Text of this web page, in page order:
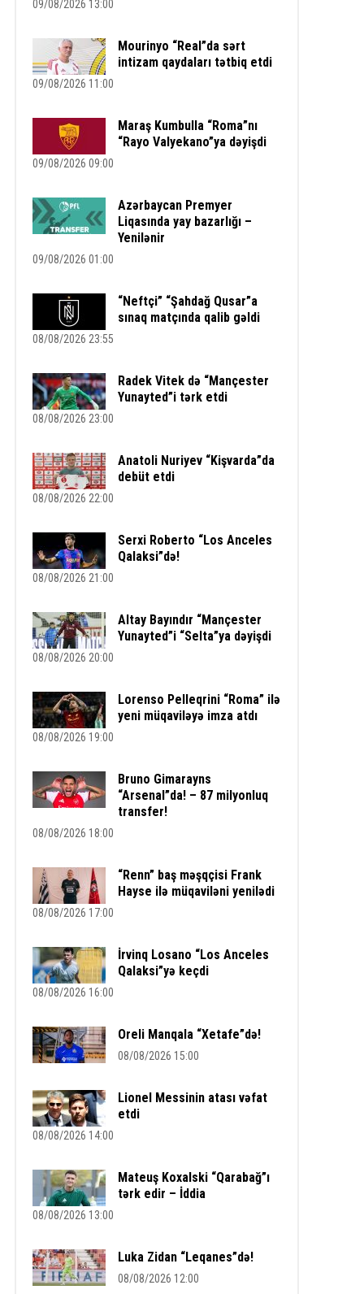
09/08/2026 13:00
Mourinyo “Real”da sərt
intizam qaydaları tətbiq etdi
09/08/2026 11:00
Maraş Kumbulla “Roma”nı
“Rayo Valyekano”ya dəyişdi
09/08/2026 09:00
Azərbaycan Premyer
Liqasında yay bazarlığı –
Yenilənir
09/08/2026 01:00
“Neftçi” “Şahdağ Qusar”a
sınaq matçında qalib gəldi
08/08/2026 23:55
Radek Vitek də “Mançester
Yunayted”i tərk etdi
08/08/2026 23:00
Anatoli Nuriyev “Kişvarda”da
debüt etdi
08/08/2026 22:00
Serxi Roberto “Los Anceles
Qalaksi”də!
08/08/2026 21:00
Altay Bayındır “Mançester
Yunayted”i “Selta”ya dəyişdi
08/08/2026 20:00
Lorenso Pelleqrini “Roma” ilə
yeni müqaviləyə imza atdı
08/08/2026 19:00
Bruno Gimarayns
“Arsenal”da! – 87 milyonluq
transfer!
08/08/2026 18:00
“Renn” baş məşqçisi Frank
Hayse ilə müqaviləni yenilədi
08/08/2026 17:00
İrvinq Losano “Los Anceles
Qalaksi”yə keçdi
08/08/2026 16:00
Oreli Manqala “Xetafe”də!
08/08/2026 15:00
Lionel Messinin atası vəfat
etdi
08/08/2026 14:00
Mateuş Koxalski “Qarabağ”ı
tərk edir – İddia
08/08/2026 13:00
Luka Zidan “Leqanes”də!
08/08/2026 12:00